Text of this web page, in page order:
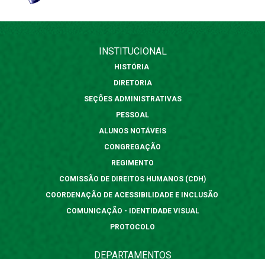
INSTITUCIONAL
HISTÓRIA
DIRETORIA
SEÇÕES ADMINISTRATIVAS
PESSOAL
ALUNOS NOTÁVEIS
CONGREGAÇÃO
REGIMENTO
COMISSÃO DE DIREITOS HUMANOS (CDH)
COORDENAÇÃO DE ACESSIBILIDADE E INCLUSÃO
COMUNICAÇÃO - IDENTIDADE VISUAL
PROTOCOLO
DEPARTAMENTOS